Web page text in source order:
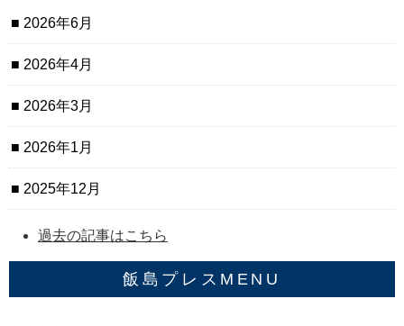
2026年6月
2026年4月
2026年3月
2026年1月
2025年12月
過去の記事はこちら
飯島プレスMENU